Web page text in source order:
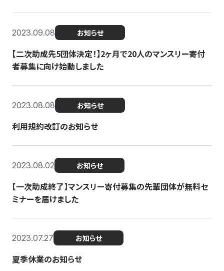
2023.09.08 お知らせ
【二次助成先5団体決定！】2ヶ月で20人のマンスリー寄付
者募集に向け始動しました
2023.08.08 お知らせ
利用規約改訂のお知らせ
2023.08.02 お知らせ
【一次助成終了】マンスリー寄付募集の先輩団体が無料セ
ミナーを届けました
2023.07.27 お知らせ
夏季休業のお知らせ